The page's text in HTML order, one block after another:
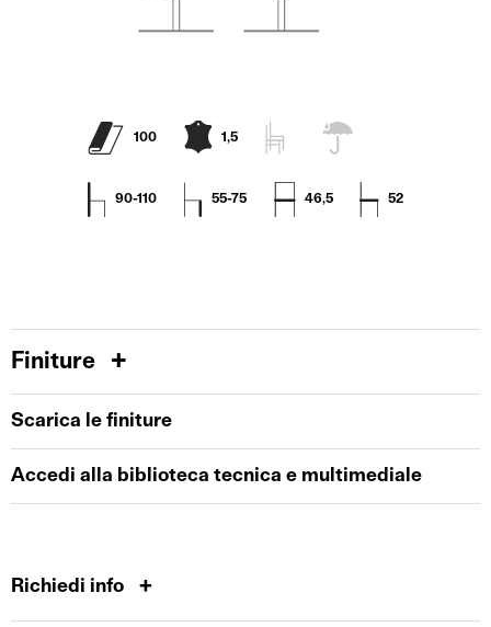
100 1,5
90-110 55-75 46,5 52
Finiture
Scarica le finiture
Accedi alla biblioteca tecnica e multimediale
Richiedi info